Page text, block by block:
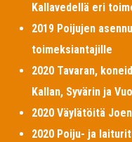
Kallavedellä eri
2019 Poijujen
toimeksiantajille
2020 Tavaran,
Kallan, Syvärin ja
2020 Väylätöitä
2020 Poiju- ja